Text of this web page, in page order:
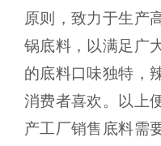
原则，致力于生产
锅底料，以满足广
的底料口味独特，
消费者喜欢。以上
产工厂销售底料需